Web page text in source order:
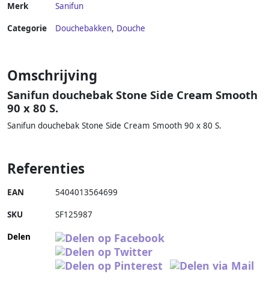
Merk Sanifun
Categorie Douchebakken, Douche
Omschrijving
Sanifun douchebak Stone Side Cream Smooth
90 x 80 S.
Sanifun douchebak Stone Side Cream Smooth 90 x 80 S.
Referenties
EAN 5404013564699
SKU SF125987
Delen